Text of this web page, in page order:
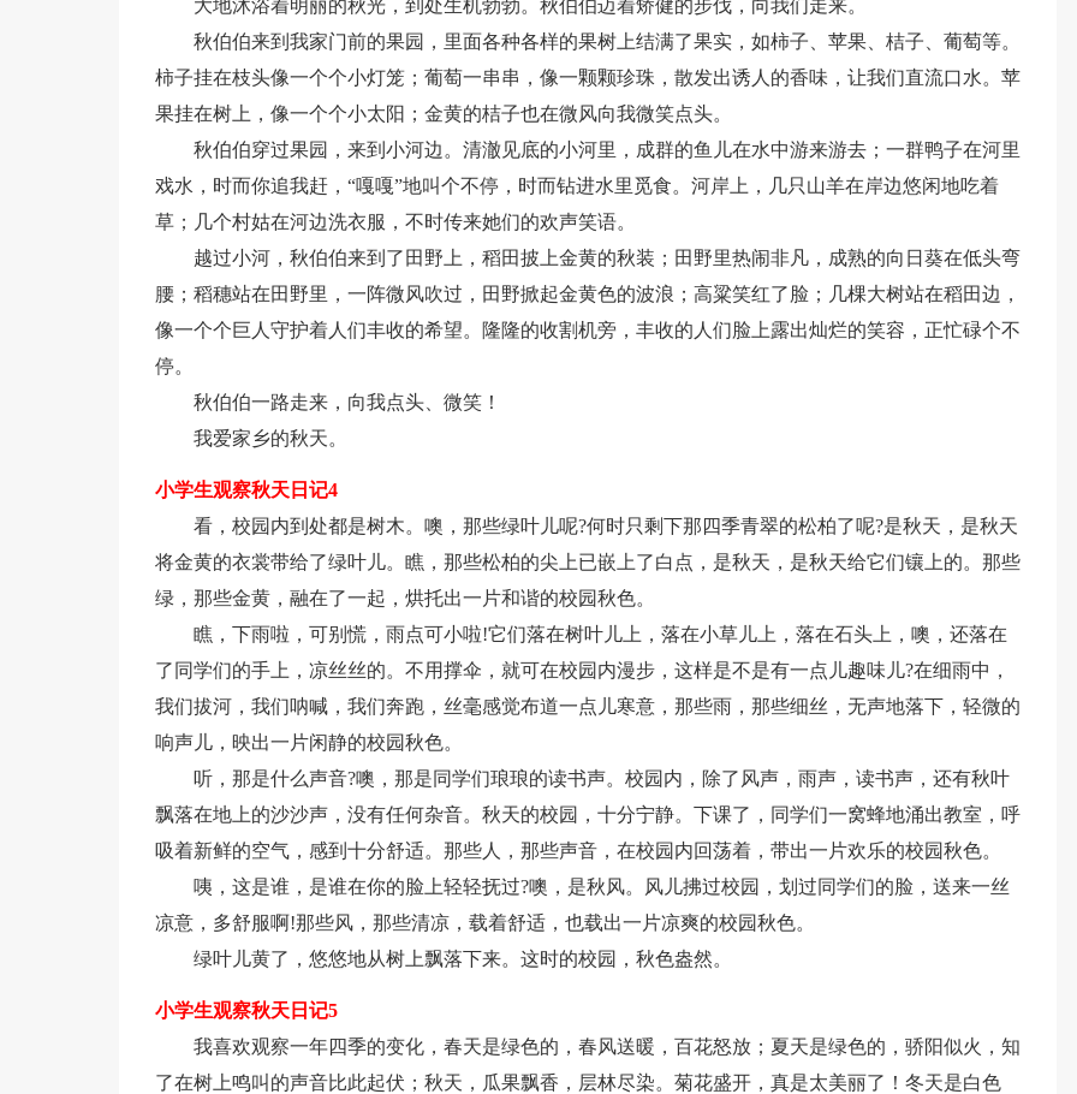
大地沐浴着明丽的秋光，到处生机勃勃。秋伯伯迈着矫健的步伐，向我们走来。
秋伯伯来到我家门前的果园，里面各种各样的果树上结满了果实，如柿子、苹果、桔子、葡萄等。
柿子挂在枝头像一个个小灯笼；葡萄一串串，像一颗颗珍珠，散发出诱人的香味，让我们直流口水。苹
果挂在树上，像一个个小太阳；金黄的桔子也在微风向我微笑点头。
秋伯伯穿过果园，来到小河边。清澈见底的小河里，成群的鱼儿在水中游来游去；一群鸭子在河里
戏水，时而你追我赶，“嘎嘎”地叫个不停，时而钻进水里觅食。河岸上，几只山羊在岸边悠闲地吃着
草；几个村姑在河边洗衣服，不时传来她们的欢声笑语。
越过小河，秋伯伯来到了田野上，稻田披上金黄的秋装；田野里热闹非凡，成熟的向日葵在低头弯
腰；稻穗站在田野里，一阵微风吹过，田野掀起金黄色的波浪；高粱笑红了脸；几棵大树站在稻田边，
像一个个巨人守护着人们丰收的希望。隆隆的收割机旁，丰收的人们脸上露出灿烂的笑容，正忙碌个不
停。
秋伯伯一路走来，向我点头、微笑！
我爱家乡的秋天。
小学生观察秋天日记4
看，校园内到处都是树木。噢，那些绿叶儿呢?何时只剩下那四季青翠的松柏了呢?是秋天，是秋天
将金黄的衣裳带给了绿叶儿。瞧，那些松柏的尖上已嵌上了白点，是秋天，是秋天给它们镶上的。那些
绿，那些金黄，融在了一起，烘托出一片和谐的校园秋色。
瞧，下雨啦，可别慌，雨点可小啦!它们落在树叶儿上，落在小草儿上，落在石头上，噢，还落在
了同学们的手上，凉丝丝的。不用撑伞，就可在校园内漫步，这样是不是有一点儿趣味儿?在细雨中，
我们拔河，我们呐喊，我们奔跑，丝毫感觉布道一点儿寒意，那些雨，那些细丝，无声地落下，轻微的
响声儿，映出一片闲静的校园秋色。
听，那是什么声音?噢，那是同学们琅琅的读书声。校园内，除了风声，雨声，读书声，还有秋叶
飘落在地上的沙沙声，没有任何杂音。秋天的校园，十分宁静。下课了，同学们一窝蜂地涌出教室，呼
吸着新鲜的空气，感到十分舒适。那些人，那些声音，在校园内回荡着，带出一片欢乐的校园秋色。
咦，这是谁，是谁在你的脸上轻轻抚过?噢，是秋风。风儿拂过校园，划过同学们的脸，送来一丝
凉意，多舒服啊!那些风，那些清凉，载着舒适，也载出一片凉爽的校园秋色。
绿叶儿黄了，悠悠地从树上飘落下来。这时的校园，秋色盎然。
小学生观察秋天日记5
我喜欢观察一年四季的变化，春天是绿色的，春风送暖，百花怒放；夏天是绿色的，骄阳似火，知
了在树上鸣叫的声音比此起伏；秋天，瓜果飘香，层林尽染。菊花盛开，真是太美丽了！冬天是白色